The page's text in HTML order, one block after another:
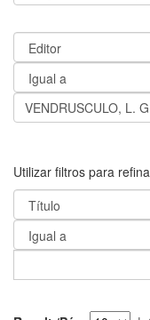
Utilizar filtros para